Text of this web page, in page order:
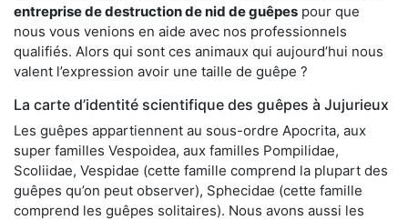
entreprise de destruction de nid de guêpes pour que
nous vous venions en aide avec nos professionnels
qualifiés. Alors qui sont ces animaux qui aujourd’hui nous
valent l’expression avoir une taille de guêpe ?
La carte d’identité scientifique des guêpes à Jujurieux
Les guêpes appartiennent au sous-ordre Apocrita, aux
super familles Vespoidea, aux familles Pompilidae,
Scoliidae, Vespidae (cette famille comprend la plupart des
guêpes qu’on peut observer), Sphecidae (cette famille
comprend les guêpes solitaires). Nous avons aussi les